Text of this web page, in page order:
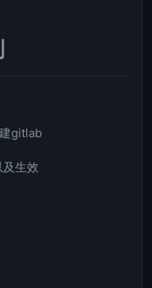
gitlab
生效